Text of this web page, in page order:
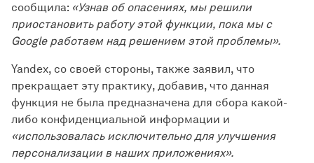
сообщила: «Узнав об опасениях, мы решили
приостановить работу этой функции, пока мы с
Google работаем над решением этой проблемы».
Yandex, со своей стороны, также заявил, что
прекращает эту практику, добавив, что данная
функция не была предназначена для сбора какой-
либо конфиденциальной информации и
«использовалась исключительно для улучшения
персонализации в наших приложениях».